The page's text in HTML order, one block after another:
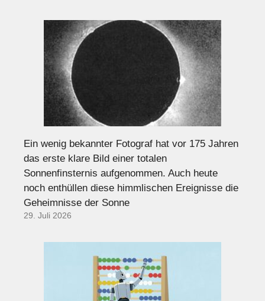
Ein wenig bekannter Fotograf hat vor 175 Jahren
das erste klare Bild einer totalen
Sonnenfinsternis aufgenommen. Auch heute
noch enthüllen diese himmlischen Ereignisse die
Geheimnisse der Sonne
29. Juli 2026